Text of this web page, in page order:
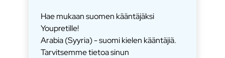
Hae mukaan suomen kääntäjäksi
Youpretille!
Arabia (Syyria) - suomi kielen kääntäjiä.
Tarvitsemme tietoa sinun